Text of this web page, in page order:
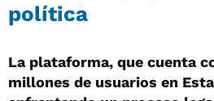
política
La plataforma, que cuenta
millones de usuarios en